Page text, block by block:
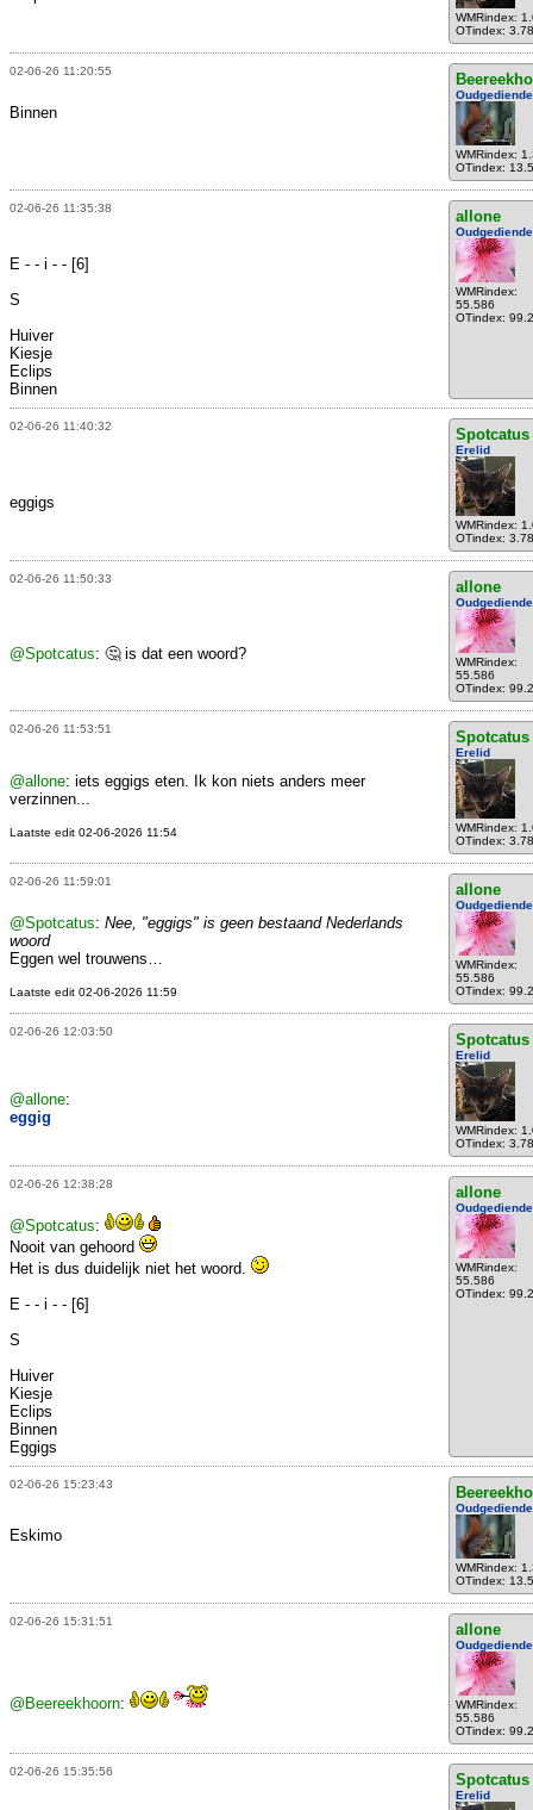
WMRindex:
OTindex:
02-06-26 11:20:55
Oudgediende
WMRindex:
OTindex:
Binnen
02-06-26 11:35:38 allone
Oudgediende
WMRindex:
55.586
OTindex:
E - - i - - [6]
S
Huiver
Kiesje
Eclips
Binnen
02-06-26 11:40:32 Spotcatus
Erelid
WMRindex:
OTindex:
eggigs
02-06-26 11:50:33 allone
Oudgediende
WMRindex:
55.586
OTindex:
@Spotcatus: 🤔 is dat een woord?
02-06-26 11:53:51 Spotcatus
Erelid
WMRindex:
OTindex:
@allone: iets eggigs eten. Ik kon niets anders meer
verzinnen...
Laatste edit 02-06-2026 11:54
02-06-26 11:59:01 allone
Oudgediende
WMRindex:
55.586
OTindex:
@Spotcatus: Nee, "eggigs" is geen bestaand Nederlands
woord
Eggen wel trouwens…
Laatste edit 02-06-2026 11:59
02-06-26 12:03:50 Spotcatus
Erelid
WMRindex:
OTindex:
@allone:
eggig
02-06-26 12:38:28 allone
Oudgediende
WMRindex:
55.586
OTindex:
@Spotcatus:
Nooit van gehoord
Het is dus duidelijk niet het woord.
E - - i - - [6]
S
Huiver
Kiesje
Eclips
Binnen
Eggigs
02-06-26 15:23:43
Oudgediende
WMRindex:
OTindex:
Eskimo
02-06-26 15:31:51 allone
Oudgediende
WMRindex:
55.586
OTindex:
@Beereekhoorn:
02-06-26 15:35:56 Spotcatus
Erelid